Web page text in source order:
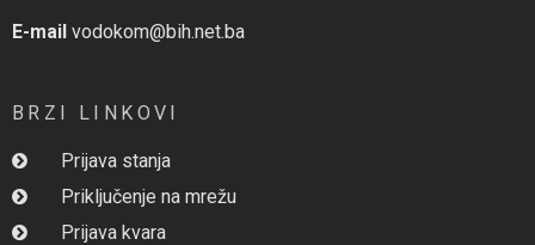
E-mail vodokom@bih.net.ba
BRZI LINKOVI
Prijava stanja
Priključenje na mrežu
Prijava kvara